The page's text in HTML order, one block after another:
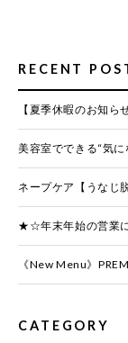
RECENT
【夏季休暇のお知
美容室でできる“気
ネープケア【うなじ
★☆年末年始の営業
《New Menu》
CATEGORY